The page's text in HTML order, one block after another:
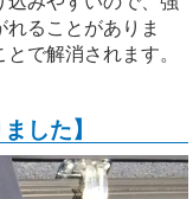
ることがありま
とで解消されます。
した】